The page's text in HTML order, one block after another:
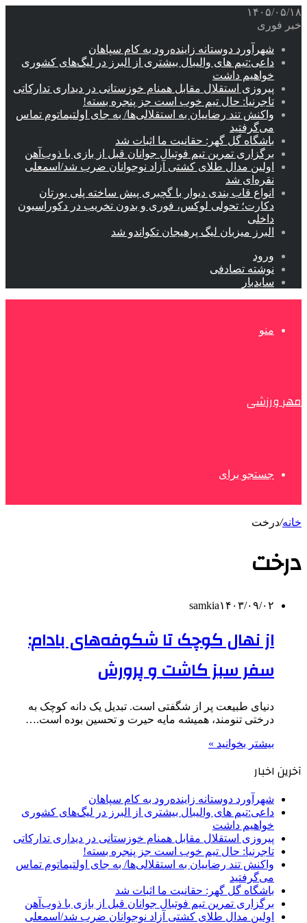
۱۴۰۵/۰۵/۱۸
خبر فوری
شهرآورد دوستانه زاینده‌رود به کام سپاهان
داعی:تیم های والیبال بیشتری از البرز در لیگ‌های کشوری
خواهیم داشت
پیروزی استقلال مقابل همنام خوزستانی در دیداری تدارکاتی
تاجرنیا: حال تیم خوب است جز پنجره بسته!
واکنش تند رضاییان به استقلالی‌ها/ به جای اولتیماتوم تماس
می‌گرفتید
باشگاه گل گهر: حقانیت ما اثبات شد
برگزاری تمرین تیم فوتبال جوانان قبل از بازی با ذوب‌آهن
اولین مدال طلای کشتی آزاد نوجوانان ضرب شد/اسمعلی
نقره‌ای شد
انواع قاب بندی دیوار با گچبری پیش ساخته پلی یورتان
دکارت؛ تحولی لوکس، فوری و بدون تخریب در دکوراسیون
داخلی
البرز میزبان لیگ پرهیجان تکواندو شد
ورود
نوشته تصادفی
سایدبار
منو
مهر ورزشی
جستجو برای
خانه/درخت
درخت
samkia۱۴۰۳/۰۹/۰۲
از نهال کوچک تا شکوفه‌های بادام:
سفر سبز کاشت و پرورش
دنیای طبیعت پر از شگفتی است. تبدیل یک دانه کوچک به
درختی تنومند، همیشه مایه حیرت و تحسین بوده است.…
بیشتر بخوانید »
آخرین اخبار
شهرآورد دوستانه زاینده‌رود به کام سپاهان
داعی:تیم های والیبال بیشتری از البرز در لیگ‌های کشوری
خواهیم داشت
پیروزی استقلال مقابل همنام خوزستانی در دیداری تدارکاتی
تاجرنیا: حال تیم خوب است جز پنجره بسته!
واکنش تند رضاییان به استقلالی‌ها/ به جای اولتیماتوم تماس
می‌گرفتید
باشگاه گل گهر: حقانیت ما اثبات شد
برگزاری تمرین تیم فوتبال جوانان قبل از بازی با ذوب‌آهن
اولین مدال طلای کشتی آزاد نوجوانان ضرب شد/اسمعلی